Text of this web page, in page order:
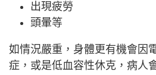
出現疲勞
頭暈等
如情況嚴重，身體更有機會因
症，或是低血容性休克，病人